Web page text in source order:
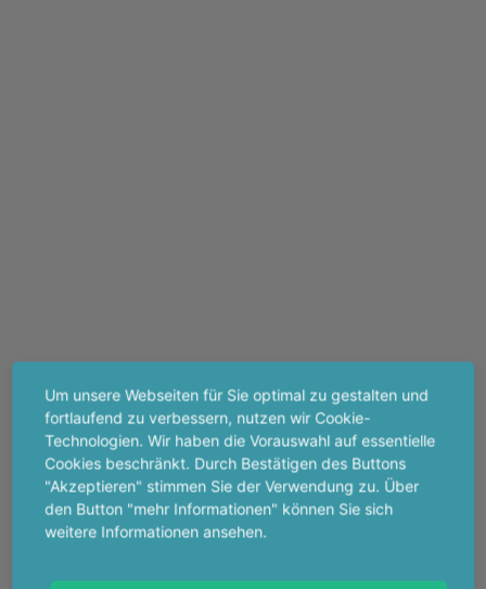
Um unsere Webseiten für Sie optimal zu gestalten und
fortlaufend zu verbessern, nutzen wir Cookie-
Technologien. Wir haben die Vorauswahl auf essentielle
Cookies beschränkt. Durch Bestätigen des Buttons
"Akzeptieren" stimmen Sie der Verwendung zu. Über
den Button "mehr Informationen" können Sie sich
weitere Informationen ansehen.